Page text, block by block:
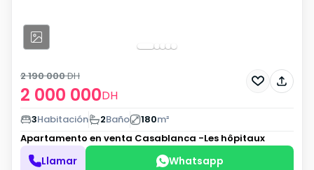
2 000 000DH
2 190 000DH
3Habitación 2Baño 180m²
Apartamento en venta Casablanca -Les hôpitaux
Llamar Whatsapp